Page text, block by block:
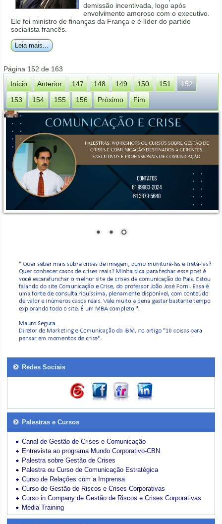
demissão incentivada, logo após
envolvimento amoroso com o executivo.
Ele foi ministro de finanças da França e é líder do partido
socialista francês.
Leia mais...
Página 152 de 163
Início
Anterior 147 148 149 150 151
152
153
154 155 156 Próximo Fim
Redes Sociais
Palestras e Cursos
Canal de Gestão de Crises e Comunicação
Entrevista ao programa Mundo Corporativo-CBN
Palestra sobre Gestão de Crises
Palestra ou Curso de Comunicação Estratégica
Curso de Relações com a Imprensa
Curso de Gestão de Riscos e Crises Corporativas
Curso in Company de Gestão de Riscos e Crises Corporativas
Media Training